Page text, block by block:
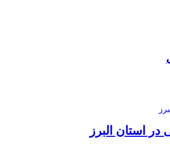
استان البرز